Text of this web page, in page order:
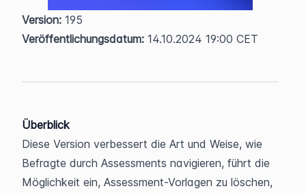
Version: 195
Veröffentlichungsdatum: 14.10.2024 19:00 CET
Überblick
Diese Version verbessert die Art und Weise, wie
Befragte durch Assessments navigieren, führt die
Möglichkeit ein, Assessment-Vorlagen zu löschen,